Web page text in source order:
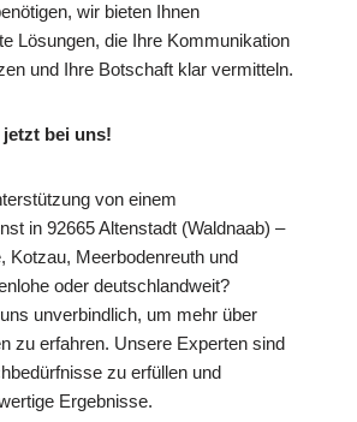
wir bieten Ihnen
Lösungen, die Ihre Kommunikation
und Ihre Botschaft klar vermitteln.
bei uns!
von einem
in 92665 Altenstadt (Waldnaab) –
Kotzau, Meerbodenreuth und
oder deutschlandweit?
unverbindlich, um mehr über
zu erfahren. Unsere Experten sind
zu erfüllen und
Ergebnisse.